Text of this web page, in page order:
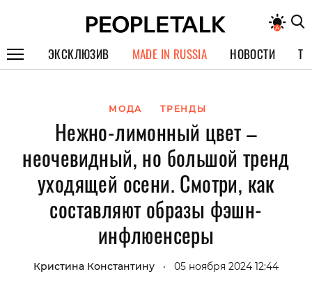
ЭКСКЛЮЗИВ
СПЕЦПРОЕКТЫ
ИНТЕРВЬЮ
ПОКОЛЕНИЕ
MADE IN RUSSIA НОВОСТИ
МОДА ТРЕНДЫ
Нежно-лимонный цвет –
неочевидный, но большой тренд
уходящей осени. Смотри, как
составляют образы фэшн-
инфлюенсеры
Кристина Константину • 05 ноября 2024 12:44